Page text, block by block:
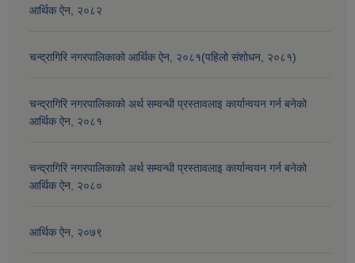
आर्थिक ऐन, २०८२
चन्द्रागिरि नगरपालिकाको आर्थिक ऐन, २०८१(पहिलो संशोधन, २०८१)
चन्द्रागिरि नगरपालिकाको अर्थ सम्वन्धी प्रस्तावलाइ कार्यान्वयन गर्न बनेको
आर्थिक ऐन, २०८१
चन्द्रागिरि नगरपालिकाको अर्थ सम्वन्धी प्रस्तावलाइ कार्यान्वयन गर्न बनेको
आर्थिक ऐन, २०८०
आर्थिक ऐन, २०७९